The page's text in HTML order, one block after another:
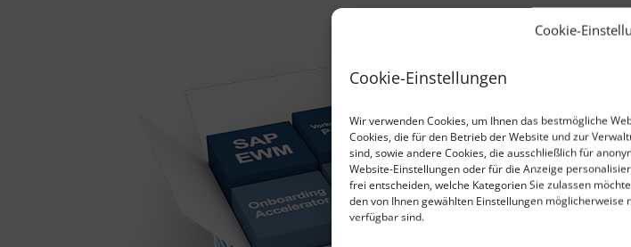
Cookie-
Cookie-Einstellungen
Wir verwenden Cookies, um Ihnen das bestmögliche
Cookies, die für den Betrieb der Website und zur
sind, sowie andere Cookies, die ausschließlich für
Website-Einstellungen oder für die Anzeige
frei entscheiden, welche Kategorien Sie zulassen
den von Ihnen gewählten Einstellungen möglicherweise
verfügbar sind.